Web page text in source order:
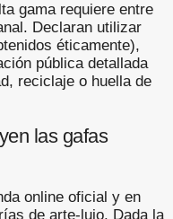
gama requiere entre
Declaran utilizar
éticamente),
pública detallada
reciclaje o huella de
las gafas
online oficial y en
de arte-lujo. Dada la